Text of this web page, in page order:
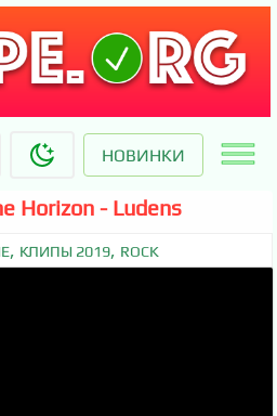
НОВИНКИ
Horizon - Ludens
, КЛИПЫ 2019, ROCK